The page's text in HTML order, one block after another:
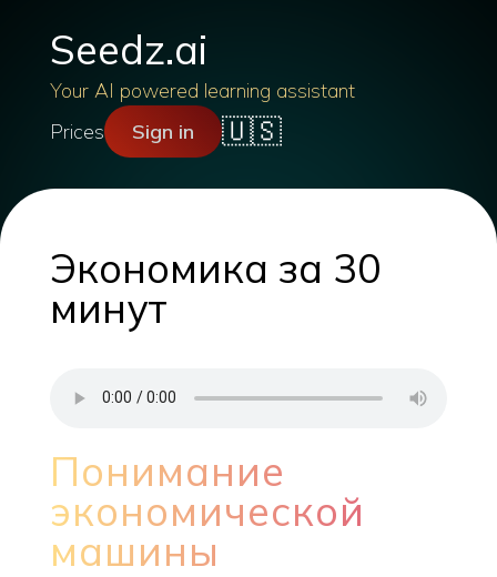
Seedz.ai
Your AI powered learning assistant
Prices
Sign in 🇺🇸
Экономика за 30
минут
Понимание
экономической
машины